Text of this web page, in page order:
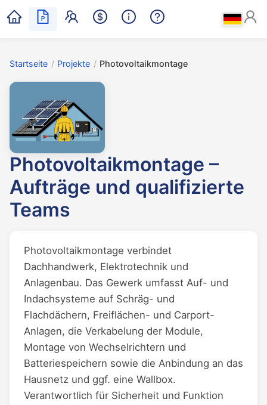
Startseite / Projekte / Photovoltaikmontage
Photovoltaikmontage –
Aufträge und qualifizierte
Teams
Photovoltaikmontage verbindet
Dachhandwerk, Elektrotechnik und
Anlagenbau. Das Gewerk umfasst Auf- und
Indachsysteme auf Schräg- und
Flachdächern, Freiflächen- und Carport-
Anlagen, die Verkabelung der Module,
Montage von Wechselrichtern und
Batteriespeichern sowie die Anbindung an das
Hausnetz und ggf. eine Wallbox.
Verantwortlich für Sicherheit und Funktion